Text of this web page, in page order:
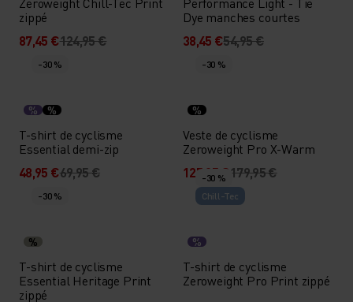
zippé
87,45 €124,95 €
Dye manches courtes
38,45 €54,95 €
-30 %
% %
T-shirt de cyclisme
Essential demi-zip
48,95 €69,95 €
-30 %
%
Veste de cyclisme
Zeroweight Pro X-Warm
125,95 € 179,95 €
-30 %
%
T-shirt de cyclisme
Essential Heritage Print
zippé
-30 %
Chill-Tec
%
T-shirt de cyclisme
Zeroweight Pro Print zippé